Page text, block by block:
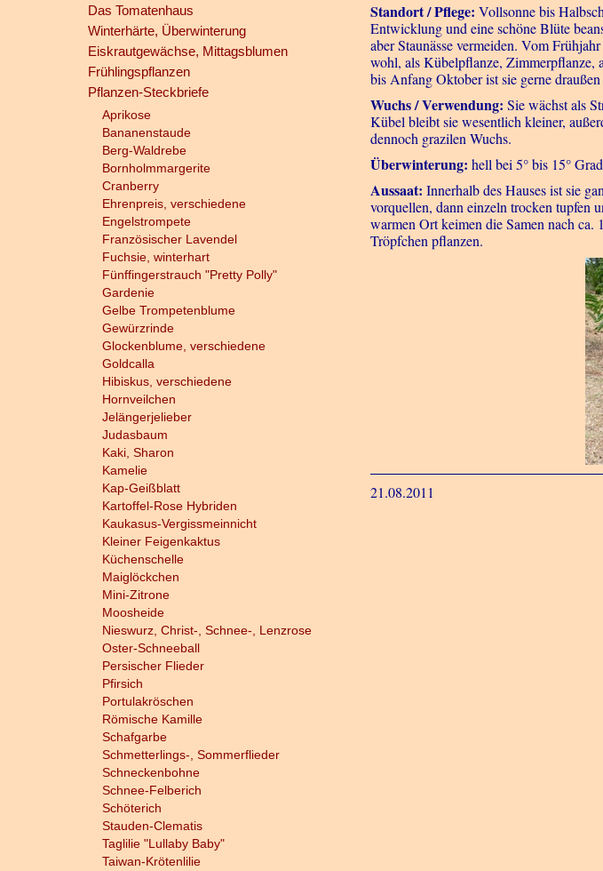
Das Tomatenhaus
Winterhärte, Überwinterung
Eiskrautgewächse, Mittagsblumen
Frühlingspflanzen
Pflanzen-Steckbriefe
Aprikose
Bananenstaude
Berg-Waldrebe
Bornholmmargerite
Cranberry
Ehrenpreis, verschiedene
Engelstrompete
Französischer Lavendel
Fuchsie, winterhart
Fünffingerstrauch "Pretty Polly"
Gardenie
Gelbe Trompetenblume
Gewürzrinde
Glockenblume, verschiedene
Goldcalla
Hibiskus, verschiedene
Hornveilchen
Jelängerjelieber
Judasbaum
Kaki, Sharon
Kamelie
Kap-Geißblatt
Kartoffel-Rose Hybriden
Kaukasus-Vergissmeinnicht
Kleiner Feigenkaktus
Küchenschelle
Maiglöckchen
Mini-Zitrone
Moosheide
Nieswurz, Christ-, Schnee-, Lenzrose
Oster-Schneeball
Persischer Flieder
Pfirsich
Portulakröschen
Römische Kamille
Schafgarbe
Schmetterlings-, Sommerflieder
Schneckenbohne
Schnee-Felberich
Schöterich
Stauden-Clematis
Taglilie "Lullaby Baby"
Taiwan-Krötenlilie
Standort / Pflege: Vollsonne bis
Entwicklung und eine schöne Blüte
aber Staunässe vermeiden. Vom
wohl, als Kübelpflanze, Zimmerpflanze,
bis Anfang Oktober ist sie gerne
Wuchs / Verwendung: Sie wächst als
Kübel bleibt sie wesentlich kleiner,
dennoch grazilen Wuchs.
Überwinterung: hell bei 5° bis 15°
Aussaat: Innerhalb des Hauses ist sie
vorquellen, dann einzeln trocken tupfen
warmen Ort keimen die Samen nach
Tröpfchen pflanzen.
21.08.2011